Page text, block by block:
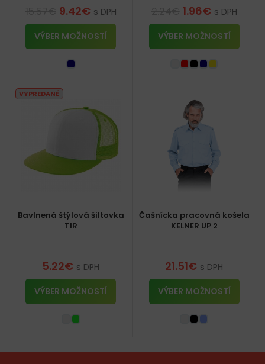
9.42€ s DPH
VÝBER MOŽNOSTÍ
1.96€ s DPH
VÝBER MOŽNOSTÍ
VYPREDANÉ
Bavlnená štýlová šiltovka
TIR
5.22€ s DPH
VÝBER MOŽNOSTÍ
Čašnícka pracovná košela
KELNER UP 2
21.51€ s DPH
VÝBER MOŽNOSTÍ